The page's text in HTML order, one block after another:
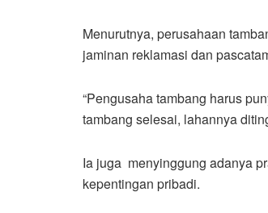
Menurutnya, perusahaan
jaminan reklamasi dan
“Pengusaha tambang harus
tambang selesai, lahannya
Ia juga menyinggung adanya
kepentingan pribadi.